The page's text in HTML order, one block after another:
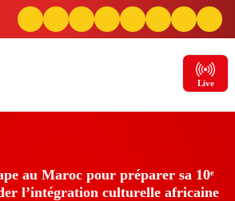
Live
au Maroc pour préparer sa 10ᵉ
l’intégration culturelle africaine